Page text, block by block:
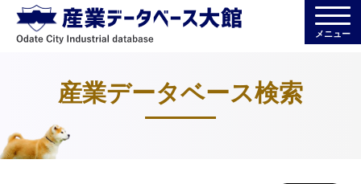
メニュー
産業データベース検索